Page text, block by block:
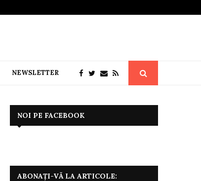
NEWSLETTER
NOI PE FACEBOOK
ABONAȚI-VĂ LA ARTICOLE: